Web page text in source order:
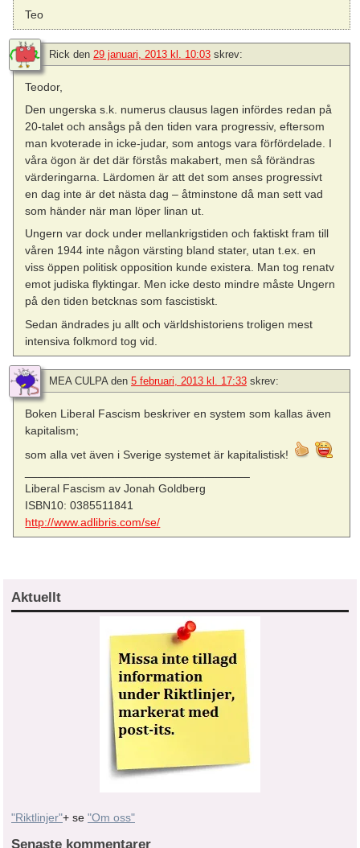
Teo
Rick den 29 januari, 2013 kl. 10:03 skrev:
Teodor,
Den ungerska s.k. numerus clausus lagen infördes redan på
20-talet och ansågs på den tiden vara progressiv, eftersom
man kvoterade in icke-judar, som antogs vara förfördelade. I
våra ögon är det där förstås makabert, men så förändras
värderingarna. Lärdomen är att det som anses progressivt
en dag inte är det nästa dag – åtminstone då man sett vad
som händer när man löper linan ut.
Ungern var dock under mellankrigstiden och faktiskt fram till
våren 1944 inte någon värsting bland stater, utan t.ex. en
viss öppen politisk opposition kunde existera. Man tog renatv
emot judiska flyktingar. Men icke desto mindre måste Ungern
på den tiden betcknas som fascistiskt.
Sedan ändrades ju allt och världshistoriens troligen mest
intensiva folkmord tog vid.
MEA CULPA den 5 februari, 2013 kl. 17:33 skrev:
Boken Liberal Fascism beskriver en system som kallas även
kapitalism;
som alla vet även i Sverige systemet är kapitalistisk!
Liberal Fascism av Jonah Goldberg
ISBN10: 0385511841
http://www.adlibris.com/se/
Aktuellt
"Riktlinjer"+ se "Om oss"
Senaste kommentarer